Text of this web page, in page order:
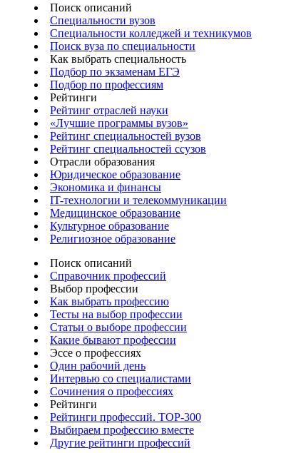
Поиск описаний
Специальности вузов
Специальности колледжей и техникумов
Поиск вуза по специальности
Как выбрать специальность
Подбор по экзаменам ЕГЭ
Подбор по профессиям
Рейтинги
Рейтинг отраслей науки
«Лучшие программы вузов»
Рейтинг специальностей вузов
Рейтинг специальностей ссузов
Отрасли образования
Юридическое образование
Экономика и финансы
IT-технологии и телекоммуникации
Медицинское образование
Культурное образование
Религиозное образование
Поиск описаний
Справочник профессий
Выбор профессии
Как выбрать профессию
Тесты на выбор профессии
Статьи о выборе профессии
Какие бывают профессии
Эссе о профессиях
Один рабочий день
Интервью со специалистами
Сочинения о профессиях
Рейтинги
Рейтинги профессий. TOP-300
Выбираем профессию вместе
Другие рейтинги профессий